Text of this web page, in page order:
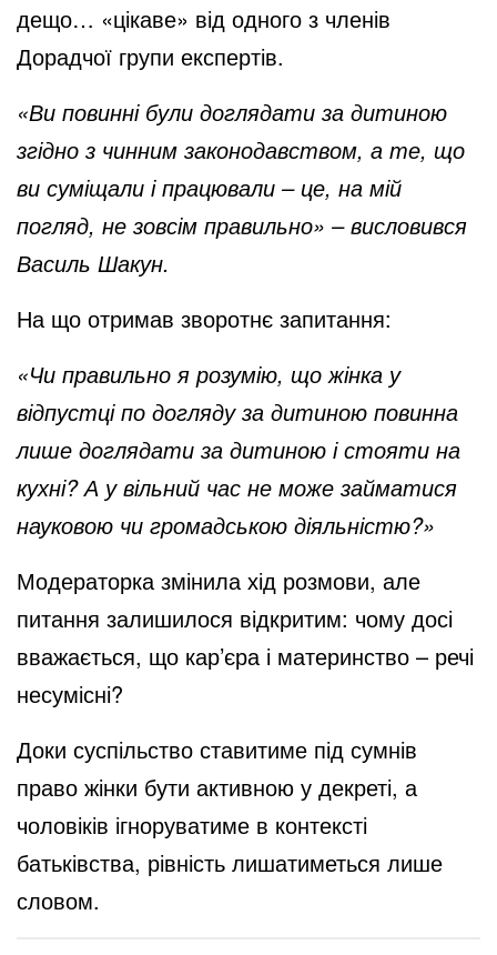
дещо… «цікаве» від одного з членів
Дорадчої групи експертів.
«Ви повинні були доглядати за дитиною
згідно з чинним законодавством, а те, що
ви суміщали і працювали – це, на мій
погляд, не зовсім правильно» – висловився
Василь Шакун.
На що отримав зворотнє запитання:
«Чи правильно я розумію, що жінка у
відпустці по догляду за дитиною повинна
лише доглядати за дитиною і стояти на
кухні? А у вільний час не може займатися
науковою чи громадською діяльністю?»
Модераторка змінила хід розмови, але
питання залишилося відкритим: чому досі
вважається, що кар’єра і материнство – речі
несумісні?
Доки суспільство ставитиме під сумнів
право жінки бути активною у декреті, а
чоловіків ігноруватиме в контексті
батьківства, рівність лишатиметься лише
словом.